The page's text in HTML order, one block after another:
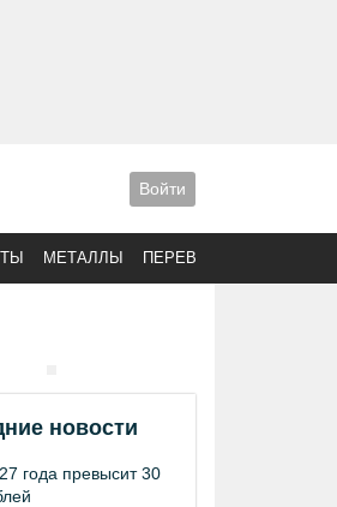
Войти
МЕТАЛЛЫ ПЕРЕВОДЫ
новости
года превысит 30